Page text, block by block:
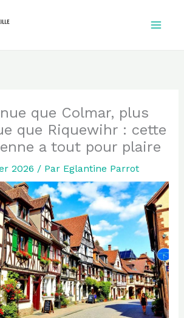
que Colmar, plus
que Riquewihr : cette
a tout pour plaire
2026 / Par Eglantine Parrot